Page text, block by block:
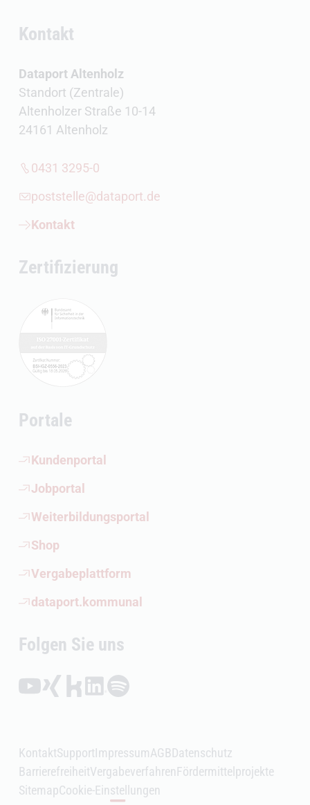
Kontakt
Dataport Altenholz
Standort (Zentrale)
Altenholzer Straße 10-14
24161 Altenholz
0431 3295-0
poststelle@dataport.de
Kontakt
Zertifizierung
Portale
Kundenportal
(Öffnet externen Link)
Jobportal
(Öffnet externen Link)
Weiterbildungsportal
(Öffnet externen Link)
Shop
(Öffnet externen Link)
Vergabeplattform
(Öffnet externen Link)
dataport.kommunal
(Öffnet externen Link)
Folgen Sie uns
Folgen auf YouTube (Öffnet externen Link)
Folgen auf Xing (Öffnet externen Link)
Folgen auf Kununu (Öffnet externen Link)
Folgen auf LinkedIn (Öffnet externen Link)
Folgen auf Spotify (Öffnet externen Link)
KontaktSupportImpressumAGBDatenschutz
BarrierefreiheitVergabeverfahrenFördermittelprojekte
SitemapCookie-Einstellungen